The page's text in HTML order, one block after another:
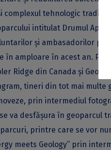
complexul tehnologic
intitulat Drumul Apei
și ambasadorilor
în amploare în acest an.
Ridge din Canada și
tineri din tot mai multe
prin intermediul
va desfășura în geoparcul
printre care se vor
meets Geology” prin